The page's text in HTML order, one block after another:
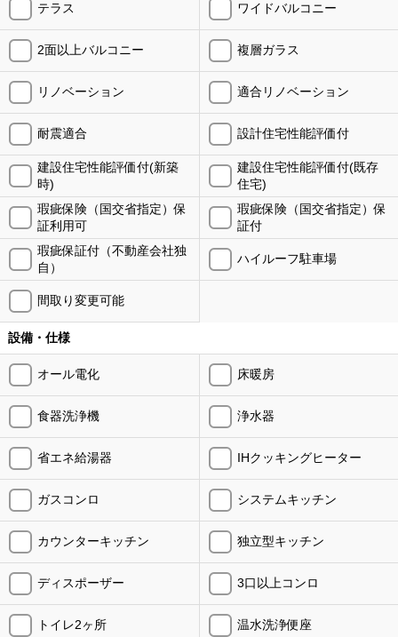
テラス ワイドバルコニー
2面以上バルコニー 複層ガラス
リノベーション 適合リノベーション
耐震適合 設計住宅性能評価付
建設住宅性能評価付(新築
時)
建設住宅性能評価付(既存
住宅)
瑕疵保険（国交省指定）保
証利用可
瑕疵保険（国交省指定）保
証付
瑕疵保証付（不動産会社独
自）
ハイルーフ駐車場
間取り変更可能
設備・仕様
オール電化 床暖房
食器洗浄機 浄水器
省エネ給湯器 IHクッキングヒーター
ガスコンロ システムキッチン
カウンターキッチン 独立型キッチン
ディスポーザー 3口以上コンロ
トイレ2ヶ所 温水洗浄便座